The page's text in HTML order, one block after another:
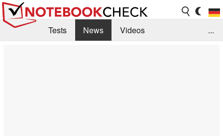
Tests News
Videos
...